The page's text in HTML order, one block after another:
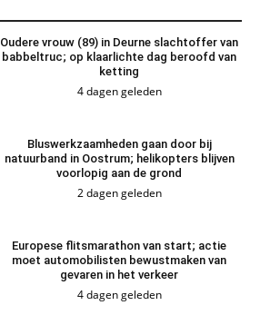
Oudere vrouw (89) in Deurne slachtoffer van
babbeltruc; op klaarlichte dag beroofd van
ketting
4 dagen geleden
Bluswerkzaamheden gaan door bij
natuurband in Oostrum; helikopters blijven
voorlopig aan de grond
2 dagen geleden
Europese flitsmarathon van start; actie
moet automobilisten bewustmaken van
gevaren in het verkeer
4 dagen geleden